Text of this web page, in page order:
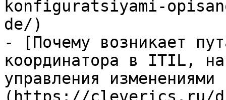
konfiguratsiyami-
de/)
- [Почему возникает
координатора в ITIL,
управления